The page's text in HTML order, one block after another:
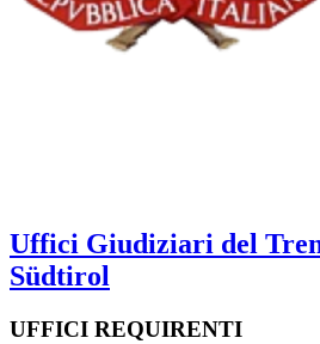
Uffici Giudiziari del
Südtirol
UFFICI REQUIRENTI